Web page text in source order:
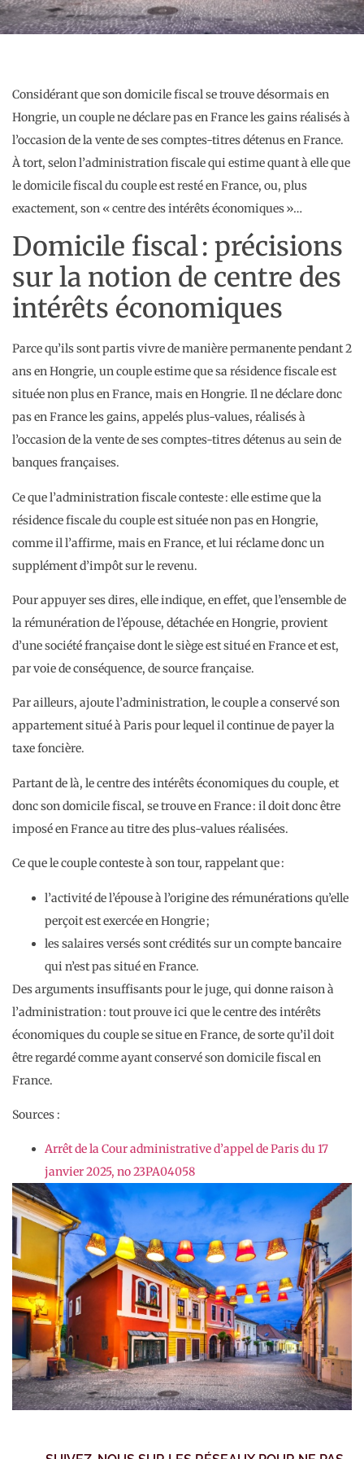
Considérant que son domicile fiscal se trouve désormais en
Hongrie, un couple ne déclare pas en France les gains réalisés à
l’occasion de la vente de ses comptes-titres détenus en France.
À tort, selon l’administration fiscale qui estime quant à elle que
le domicile fiscal du couple est resté en France, ou, plus
exactement, son « centre des intérêts économiques »…
Domicile fiscal : précisions
sur la notion de centre des
intérêts économiques
Parce qu’ils sont partis vivre de manière permanente pendant 2
ans en Hongrie, un couple estime que sa résidence fiscale est
située non plus en France, mais en Hongrie. Il ne déclare donc
pas en France les gains, appelés plus-values, réalisés à
l’occasion de la vente de ses comptes-titres détenus au sein de
banques françaises.
Ce que l’administration fiscale conteste : elle estime que la
résidence fiscale du couple est située non pas en Hongrie,
comme il l’affirme, mais en France, et lui réclame donc un
supplément d’impôt sur le revenu.
Pour appuyer ses dires, elle indique, en effet, que l’ensemble de
la rémunération de l’épouse, détachée en Hongrie, provient
d’une société française dont le siège est situé en France et est,
par voie de conséquence, de source française.
Par ailleurs, ajoute l’administration, le couple a conservé son
appartement situé à Paris pour lequel il continue de payer la
taxe foncière.
Partant de là, le centre des intérêts économiques du couple, et
donc son domicile fiscal, se trouve en France : il doit donc être
imposé en France au titre des plus-values réalisées.
Ce que le couple conteste à son tour, rappelant que :
l’activité de l’épouse à l’origine des rémunérations qu’elle
perçoit est exercée en Hongrie ;
les salaires versés sont crédités sur un compte bancaire
qui n’est pas situé en France.
Des arguments insuffisants pour le juge, qui donne raison à
l’administration : tout prouve ici que le centre des intérêts
économiques du couple se situe en France, de sorte qu’il doit
être regardé comme ayant conservé son domicile fiscal en
France.
Sources :
Arrêt de la Cour administrative d’appel de Paris du 17
janvier 2025, no 23PA04058